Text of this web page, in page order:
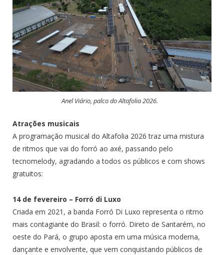
Anel Viário, palco do Altafolia 2026.
Atrações musicais
A programação musical do Altafolia 2026 traz uma mistura
de ritmos que vai do forró ao axé, passando pelo
tecnomelody, agradando a todos os públicos e com shows
gratuitos:
14 de fevereiro – Forró di Luxo
Criada em 2021, a banda Forró Di Luxo representa o ritmo
mais contagiante do Brasil: o forró. Direto de Santarém, no
oeste do Pará, o grupo aposta em uma música moderna,
dançante e envolvente, que vem conquistando públicos de